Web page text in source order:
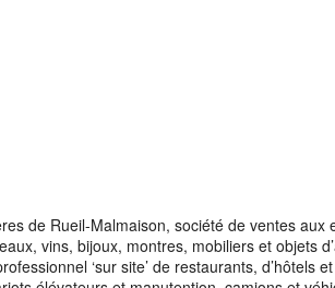
de Rueil-Malmaison, société de ventes
vins, bijoux, montres, mobiliers et objets
‘sur site’ de restaurants,